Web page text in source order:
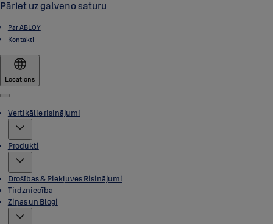
Pāriet uz galveno saturu
Par ABLOY
Kontakti
Locations
Menu
Vertikālie risinājumi
Produkti
Drošības & Piekļuves Risinājumi
Tirdzniecība
Ziņas un Blogi